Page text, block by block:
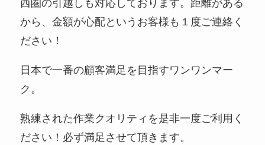
西圏の引越しも対応しております。距離がある
から、金額が心配というお客様も１度ご連絡く
ださい！
日本で一番の顧客満足を目指すワンワンマー
ク。
熟練された作業クオリティを是非一度ご利用く
ださい！必ず満足させて頂きます。